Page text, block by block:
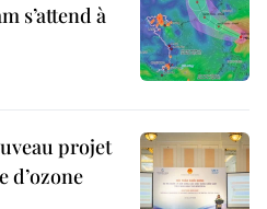
s’attend à
projet
d’ozone